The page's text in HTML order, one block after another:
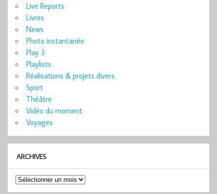
Live Reports
Livres
News
Photo instantanée
Play 3
Playlists
Réalisations & projets divers
Sport
Théâtre
Vidéo du moment
Voyages
ARCHIVES
Archives